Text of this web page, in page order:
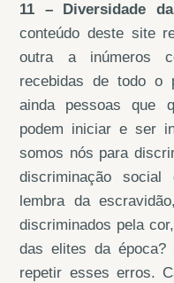
11 – Diversidade
conteúdo deste site
outra a inúmeros
recebidas de todo o
ainda pessoas que
podem iniciar e ser
somos nós para
discriminação social
lembra da
discriminados pela
das elites da época?
repetir esses erros.